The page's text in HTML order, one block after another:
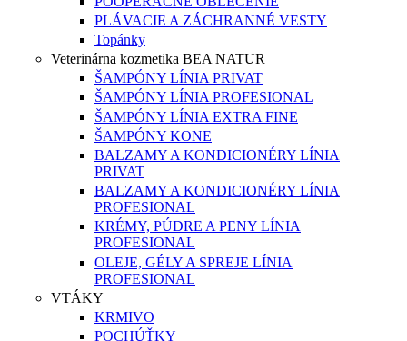
PLÁVACIE A ZÁCHRANNÉ VESTY
Topánky
Veterinárna kozmetika BEA NATUR
ŠAMPÓNY LÍNIA PRIVAT
ŠAMPÓNY LÍNIA PROFESIONAL
ŠAMPÓNY LÍNIA EXTRA FINE
ŠAMPÓNY KONE
BALZAMY A KONDICIONÉRY LÍNIA
PRIVAT
BALZAMY A KONDICIONÉRY LÍNIA
PROFESIONAL
KRÉMY, PÚDRE A PENY LÍNIA
PROFESIONAL
OLEJE, GÉLY A SPREJE LÍNIA
PROFESIONAL
VTÁKY
KRMIVO
POCHÚŤKY